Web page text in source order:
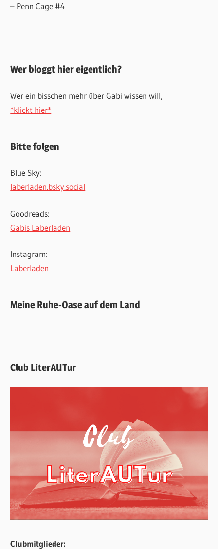
– Penn Cage #4
Wer bloggt hier eigentlich?
Wer ein bisschen mehr über Gabi wissen will,
*klickt hier*
Bitte folgen
Blue Sky:
laberladen.bsky.social
Goodreads:
Gabis Laberladen
Instagram:
Laberladen
Meine Ruhe-Oase auf dem Land
Club LiterAUTur
Clubmitglieder: